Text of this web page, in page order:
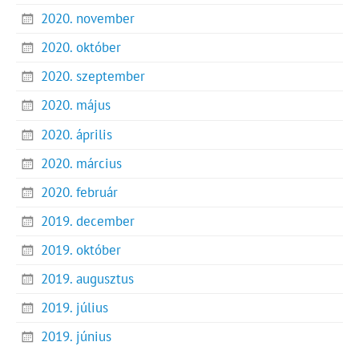
2020. november
2020. október
2020. szeptember
2020. május
2020. április
2020. március
2020. február
2019. december
2019. október
2019. augusztus
2019. július
2019. június